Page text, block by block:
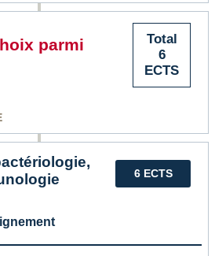
Total
6
ECTS
parmi
6 ECTS